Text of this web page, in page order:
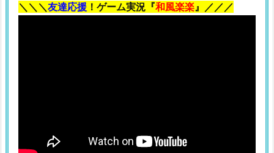
＼＼＼友達応援 ！ゲーム実況『和風楽楽』／／／